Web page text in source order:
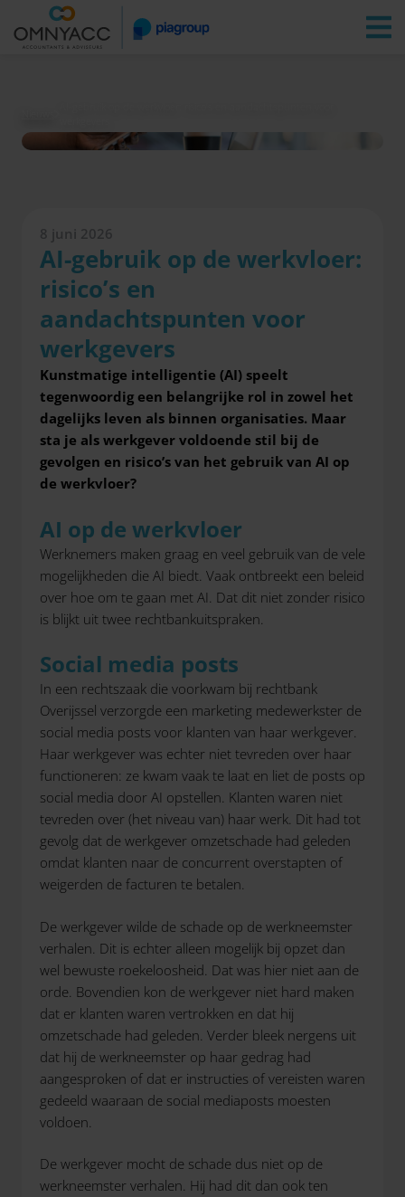
Vestigingen Zoeken
8 juni 2026
AI-gebruik op de werkvloer:
risico’s en
aandachtspunten voor
werkgevers
Kunstmatige intelligentie (AI) speelt
tegenwoordig een belangrijke rol in zowel het
dagelijks leven als binnen organisaties. Maar
sta je als werkgever voldoende stil bij de
gevolgen en risico’s van het gebruik van AI op
de werkvloer?
AI op de werkvloer
Werknemers maken graag en veel gebruik van de vele
mogelijkheden die AI biedt. Vaak ontbreekt een beleid
over hoe om te gaan met AI. Dat dit niet zonder risico
is blijkt uit twee rechtbankuitspraken.
Social media posts
In een rechtszaak die voorkwam bij rechtbank
Overijssel verzorgde een marketing medewerkster de
social media posts voor klanten van haar werkgever.
Haar werkgever was echter niet tevreden over haar
functioneren: ze kwam vaak te laat en liet de posts op
social media door AI opstellen. Klanten waren niet
tevreden over (het niveau van) haar werk. Dit had tot
gevolg dat de werkgever omzetschade had geleden
omdat klanten naar de concurrent overstapten of
weigerden de facturen te betalen.
De werkgever wilde de schade op de werkneemster
verhalen. Dit is echter alleen mogelijk bij opzet dan
wel bewuste roekeloosheid. Dat was hier niet aan de
orde. Bovendien kon de werkgever niet hard maken
dat er klanten waren vertrokken en dat hij
omzetschade had geleden. Verder bleek nergens uit
dat hij de werkneemster op haar gedrag had
aangesproken of dat er instructies of vereisten waren
gedeeld waaraan de social mediaposts moesten
voldoen.
De werkgever mocht de schade dus niet op de
werkneemster verhalen. Hij had dit dan ook ten